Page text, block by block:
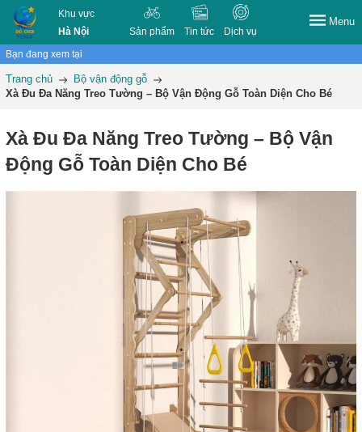
Khu vực
Hà Nội
Sản phẩm Tin tức Dịch vụ
Menu
Bạn đang xem tại
Trang chủ
Bộ vận động gỗ
Xà Đu Đa Năng Treo Tường – Bộ Vận Động Gỗ Toàn Diện Cho Bé
Xà Đu Đa Năng Treo Tường – Bộ Vận
Động Gỗ Toàn Diện Cho Bé